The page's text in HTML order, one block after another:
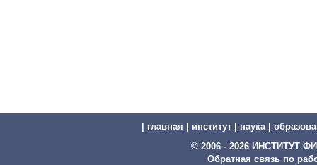
главная институт наука|
© 2006 - 2026 ИНСТИТУТ
Обратная связь по